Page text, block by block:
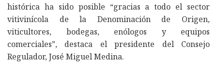
histórica ha sido posible “gracias a todo el sector
vitivinícola de la Denominación de Origen,
viticultores, bodegas, enólogos y equipos
comerciales”, destaca el presidente del Consejo
Regulador, José Miguel Medina.